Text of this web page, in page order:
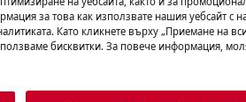
Имате нужда
съдействие?
за това как използвате нашия уебсайт с
Като кликнете върху „Приемане на
бисквитки. За повече информация,